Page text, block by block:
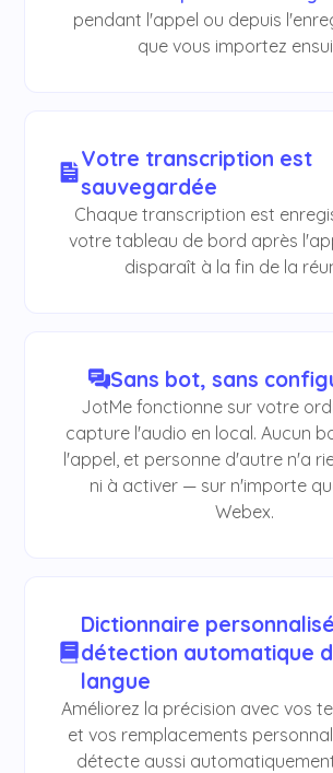
pendant l'appel ou depuis
que vous importez
Votre transcription est
sauvegardée
Chaque transcription est
votre tableau de bord après
disparaît à la fin de la
Sans bot, sans
JotMe fonctionne sur votre
capture l'audio en local. Aucun
l'appel, et personne d'autre n'a
ni à activer — sur n'importe
Webex.
Dictionnaire
détection automatique
langue
Améliorez la précision avec vos
et vos remplacements
détecte aussi